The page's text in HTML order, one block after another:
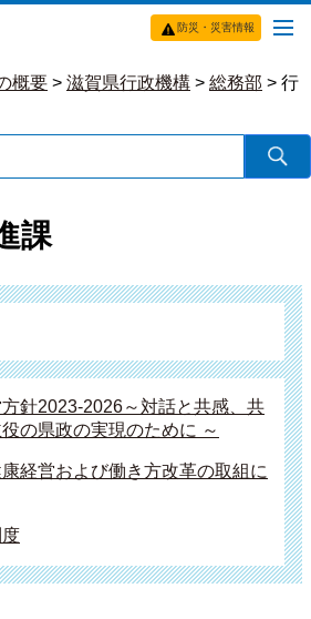
防災・災害情報
概要 > 滋賀県行政機構 > 総務部 > 行
課
針2023-2026～対話と共感、共
の県政の実現のために ～
経営および働き方改革の取組に